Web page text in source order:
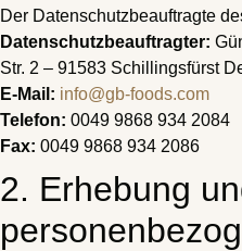
Der Datenschutzbeauftragte
Datenschutzbeauftragter:
Str. 2 – 91583 Schillingsfürst
E-Mail: info@gb-foods.com
Telefon: 0049 9868 934 2084
Fax: 0049 9868 934 2086
2. Erhebung